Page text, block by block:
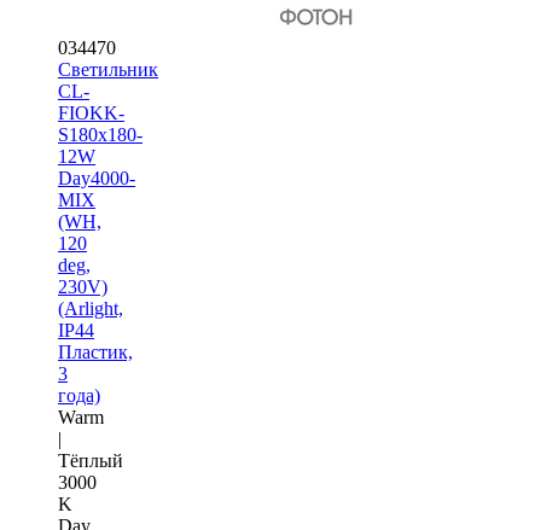
034470
Светильник
CL-
FIOKK-
S180x180-
12W
Day4000-
MIX
(WH,
120
deg,
230V)
(Arlight,
IP44
Пластик,
3
года)
Warm
|
Тёплый
3000
K
Day